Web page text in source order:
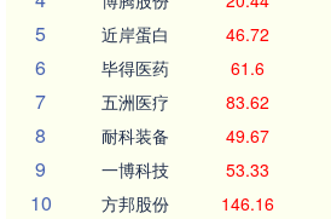
5 近岸蛋白 46.72
6 毕得医药 61.6
7 五洲医疗 83.62
8 耐科装备 49.67
9 一博科技 53.33
10 方邦股份 146.16